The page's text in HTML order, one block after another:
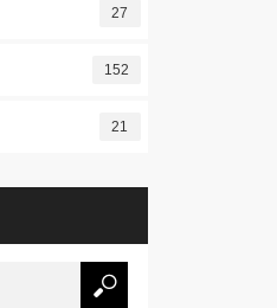
27
152
21